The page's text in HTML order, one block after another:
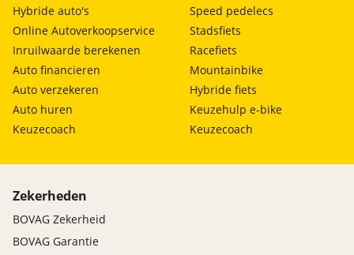
Hybride auto's
Online Autoverkoopservice
Inruilwaarde berekenen
Auto financieren
Auto verzekeren
Auto huren
Keuzecoach
Speed pedelecs
Stadsfiets
Racefiets
Mountainbike
Hybride fiets
Keuzehulp e-bike
Keuzecoach
Zekerheden
BOVAG Zekerheid
BOVAG Garantie